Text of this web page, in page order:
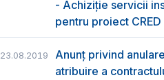
- Achiziție servicii
pentru proiect
23.08.2019
Anunț privind
atribuire a